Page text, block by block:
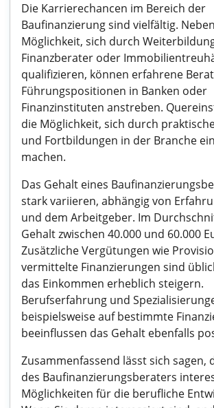
Die Karrierechancen im Bereich der
Baufinanzierung sind vielfältig.
Möglichkeit, sich durch
Finanzberater oder
qualifizieren, können erfahrene
Führungspositionen in Banken oder
Finanzinstituten anstreben.
die Möglichkeit, sich durch
und Fortbildungen in der Branche
machen.
Das Gehalt eines
stark variieren, abhängig von
und dem Arbeitgeber. Im
Gehalt zwischen 40.000 und 60.000
Zusätzliche Vergütungen wie
vermittelte Finanzierungen sind
das Einkommen erheblich steigern.
Berufserfahrung und
beispielsweise auf bestimmte
beeinflussen das Gehalt ebenfalls
Zusammenfassend lässt sich sagen,
des Baufinanzierungsberaters
Möglichkeiten für die berufliche